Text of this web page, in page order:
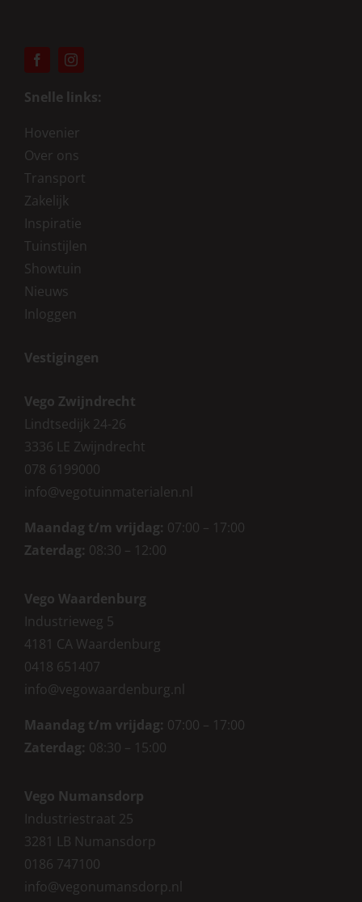
Snelle links:
Hovenier
Over ons
Transport
Zakelijk
Inspiratie
Tuinstijlen
Showtuin
Nieuws
Inloggen
Vestigingen
Vego Zwijndrecht
Lindtsedijk 24-26
3336 LE Zwijndrecht
078 6199000
info@vegotuinmaterialen.nl
Maandag t/m vrijdag: 07:00 – 17:00
Zaterdag: 08:30 – 12:00
Vego Waardenburg
Industrieweg 5
4181 CA Waardenburg
0418 651407
info@vegowaardenburg.nl
Maandag t/m vrijdag: 07:00 – 17:00
Zaterdag: 08:30 – 15:00
Vego Numansdorp
Industriestraat 25
3281 LB Numansdorp
0186 747100
info@vegonumansdorp.nl